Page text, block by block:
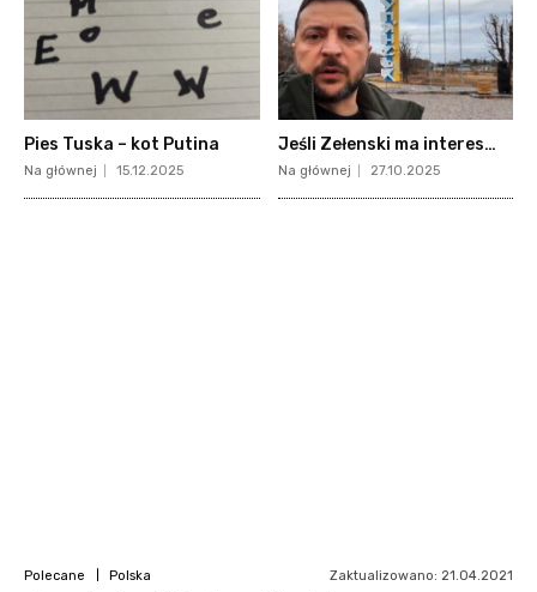
Pies Tuska – kot Putina
Na głównej 15.12.2025
Jeśli Zełenski ma interes…
Na głównej 27.10.2025